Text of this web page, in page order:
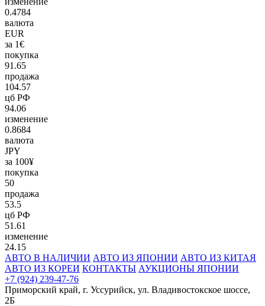
0.4784
валюта
EUR
за 1€
покупка
91.65
продажа
104.57
цб РФ
94.06
изменение
0.8684
валюта
JPY
за 100¥
покупка
50
продажа
53.5
цб РФ
51.61
изменение
24.15
АВТО В НАЛИЧИИ АВТО ИЗ ЯПОНИИ АВТО ИЗ КИТАЯ
АВТО ИЗ КОРЕИ КОНТАКТЫ АУКЦИОНЫ ЯПОНИИ
+7 (924) 239-47-76
Приморский край, г. Уссурийск, ул. Владивостокское шоссе,
2Б